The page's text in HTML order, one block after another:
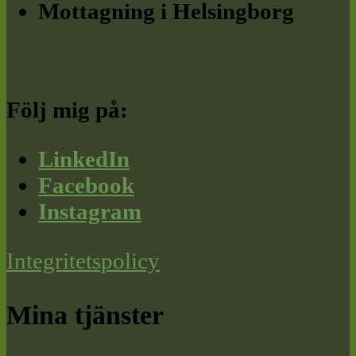
Mottagning i Helsingborg
Följ mig på:
LinkedIn
Facebook
Instagram
Integritetspolicy
Mina tjänster